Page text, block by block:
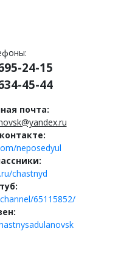
24-15
45-44
почта:
neposedyul
chastnyd
65115852/